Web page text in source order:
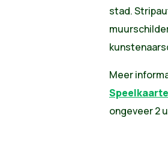
stad.
Meer
ongeveer 2